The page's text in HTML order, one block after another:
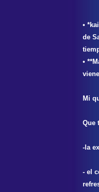
•
de
•
Mi
Que
-la
- el